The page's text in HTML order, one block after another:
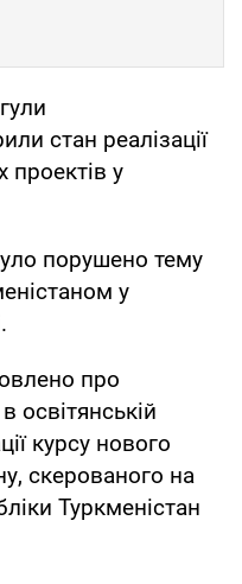
стан реалізації
проектів у
порушено тему
у
про
освітянській
курсу нового
скерованого на
Туркменістан